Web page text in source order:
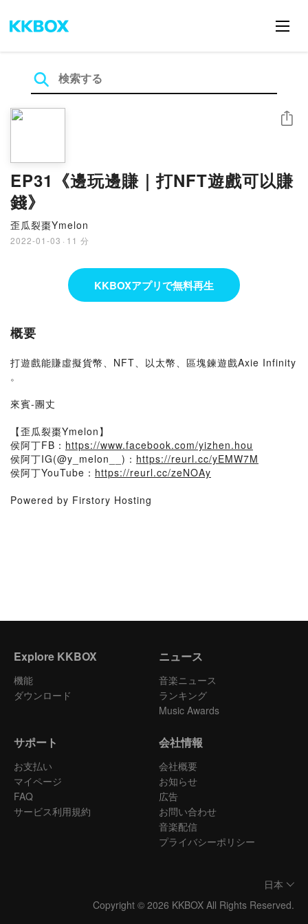
EP31《邊玩邊賺｜打NFT遊戲可以賺
錢》
歪瓜裂棗Ymelon
2022-01-03 · 11 分
シェア
KKBOXアプリで無料再生
概要
打遊戲能賺虛擬貨幣、NFT、以太幣、區塊鍊遊戲Axie Infinity
。
來賓-團丈
【歪瓜裂棗Ymelon】
侯阿丁FB： https://www.facebook.com/yizhen.hou
侯阿丁IG(@y_melon__)： https://reurl.cc/yEMW7M
侯阿丁YouTube： https://reurl.cc/zeNOAy
Powered by Firstory Hosting
Explore KKBOX
機能
ダウンロード
ニュース
音楽ニュース
ランキング
Music Awards
サポート
お支払い
マイページ
FAQ
サービス利用規約
会社情報
会社概要
お知らせ
広告
お問い合わせ
音楽配信
プライバシーポリシー
日本
Copyright © 2026 KKBOX All Rights Reserved.